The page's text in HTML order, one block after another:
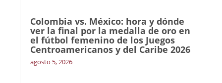
Colombia vs. México: hora y dónde
ver la final por la medalla de oro en
el fútbol femenino de los Juegos
Centroamericanos y del Caribe 2026
agosto 5, 2026